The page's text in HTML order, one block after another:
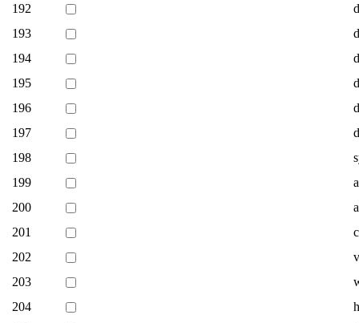
192
193
194
195
196
197
198
199
200
201
202
203
204